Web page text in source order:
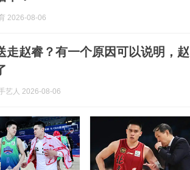
2026-08-06
走赵睿？有一个原因可以说明，赵
艺人 2026-08-06